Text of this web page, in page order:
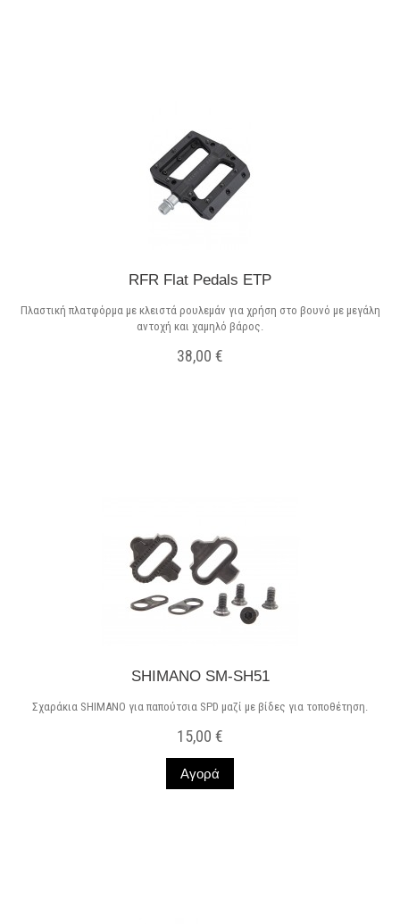
RFR Flat Pedals ETP
Πλαστική πλατφόρμα με κλειστά ρουλεμάν για χρήση στο βουνό με μεγάλη
αντοχή και χαμηλό βάρος.
38,00 €
SHIMANO SM-SH51
Σχαράκια SHIMANO για παπούτσια SPD μαζί με βίδες για τοποθέτηση.
15,00 €
Αγορά